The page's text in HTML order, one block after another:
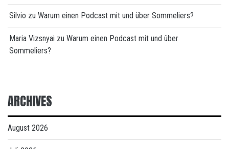
Silvio zu Warum einen Podcast mit und über Sommeliers?
Maria Vizsnyai zu Warum einen Podcast mit und über
Sommeliers?
ARCHIVES
August 2026